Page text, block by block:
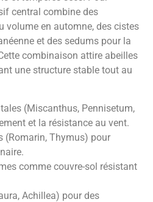
central combine des
volume en automne, des cistes
et des sedums pour la
combinaison attire abeilles
une structure stable tout au
(Miscanthus, Pennisetum,
et la résistance au vent.
(Romarin, Thymus) pour
comme couvre-sol résistant
Achillea) pour des